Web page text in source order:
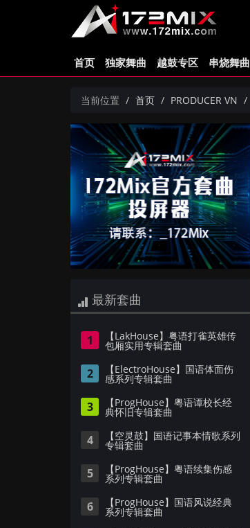
首页 独家舞曲 越鼓专区 串烧舞曲
当前位置 首页 PRODUCER VN
最新套曲
1 【LakHouse】粤语打雀英雄传
包厢实用专辑套曲
2 【ElectroHouse】国语体面伤
感系列专辑套曲
3 【ProgHouse】粤语谭校长经
典怀旧专辑套曲
4 【空灵鼓】国语记事本情歌系列
专辑套曲
5 【ProgHouse】粤语续集伤感
系列专辑套曲
6 【ProgHouse】国语风说经典
系列专辑套曲